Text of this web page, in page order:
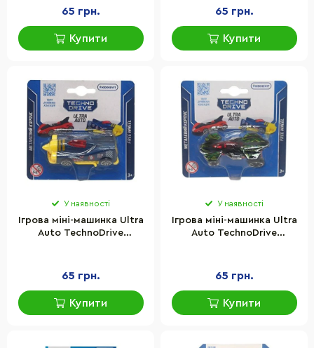
65 грн.
Купити
65 грн.
Купити
У наявності
Ігрова міні-машинка Ultra
Auto TechnoDrive
65 грн.
Купити
У наявності
Ігрова міні-машинка Ultra
Auto TechnoDrive
65 грн.
Купити